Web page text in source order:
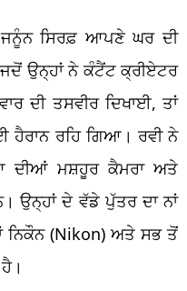
ਜਨੂੰਨ ਸਿਰਫ਼ ਆਪਣੇ ਘਰ ਦੀ
ਉਨ੍ਹਾਂ ਨੇ ਕੰਟੈਂਟ ਕ੍ਰੀਏਟਰ
ਦੀ ਤਸਵੀਰ ਦਿਖਾਈ, ਤਾਂ
ਰਹਿ ਗਿਆ। ਰਵੀ ਨੇ
ਦੀਆਂ ਮਸ਼ਹੂਰ ਕੈਮਰਾ ਅਤੇ
ਉਨ੍ਹਾਂ ਦੇ ਵੱਡੇ ਪੁੱਤਰ ਦਾ ਨਾਂ
ਨਿਕੌਨ (Nikon) ਅਤੇ ਸਭ ਤੋਂ